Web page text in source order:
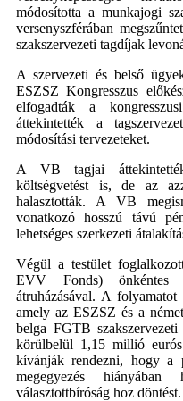
módosította a munkajogi
versenyszférában
szakszervezeti tagdíjak
A szervezeti és belső
ESZSZ Kongresszus
elfogadták a
áttekintették a
módosítási tervezeteket.
A VB tagjai
költségvetést is, de az
halasztották. A VB
vonatkozó hosszú távú
lehetséges szerkezeti
Végül a testület
EVV Fonds) önkéntes
átruházásával. A
amely az ESZSZ és a
belga FGTB
körülbelül 1,15 millió
kívánják rendezni, hogy a
megegyezés
választottbíróság hoz döntést.